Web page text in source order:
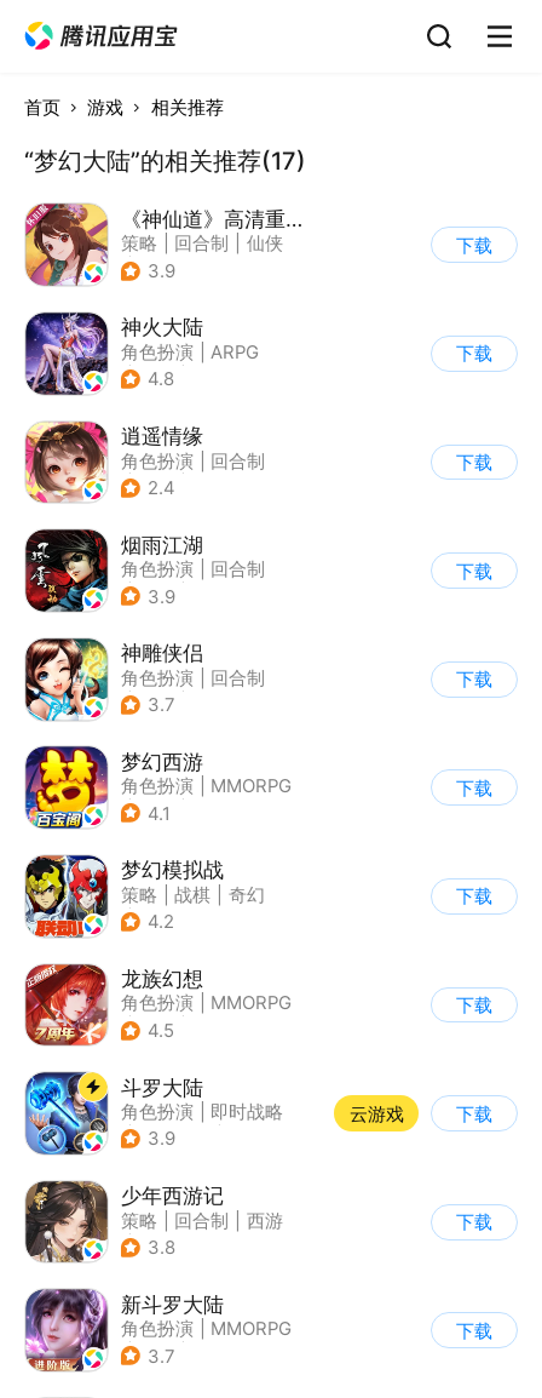
首页 游戏 相关推荐
“梦幻大陆”的相关推荐(17)
《神仙道》高清重制版
策略 回合制
仙侠
| 中国风
3.9
下载
神火大陆
角色扮演
ARPG
| 奇幻
4.8
下载
逍遥情缘
角色扮演
回合制
| 仙侠
2.4
下载
烟雨江湖
角色扮演
回合制
| 武侠
3.9
下载
神雕侠侣
角色扮演
回合制
| 武侠
3.7
下载
梦幻西游
角色扮演
MMORPG
| 西游
4.1
下载
梦幻模拟战
策略 战棋
奇幻
| 二次元
4.2
下载
龙族幻想
角色扮演
MMORPG
| 奇幻
4.5
下载
斗罗大陆
角色扮演
即时战略
| 小说改编
3.9
云游戏 下载
少年西游记
策略 回合制
西游
| 中国风
3.8
下载
新斗罗大陆
角色扮演
MMORPG
| 奇幻
3.7
下载